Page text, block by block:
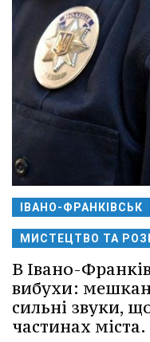
ІВАНО-ФРАНКІВСЬК
МИСТЕЦТВО ТА
В Івано-
вибухи:
сильні звуки,
частинах міста.